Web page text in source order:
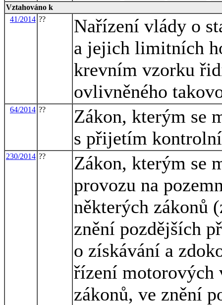
Vztahováno k
41/2014 ??
Nařízení vlády o
a jejich limitních
krevním vzorku
ovlivněného
64/2014 ??
Zákon, kterým se
s přijetím
230/2014 ??
Zákon, kterým se
provozu na
některých zákonů
znění pozdějších
o získávání a
řízení motorových
zákonů, ve znění